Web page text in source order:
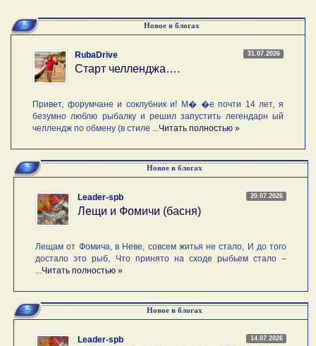
Новое в блогах
31.07.2026
RubaDrive
Старт челленджа….
Привет, форумчане и соклубник и! М� �е почти 14 лет, я
безумно люблю рыбалку и решил запустить легендарн ый
челлендж по обмену (в стиле ... Читать полностью »
Новое в блогах
20.07.2026
Leader-spb
Лещи и Фомичи (басня)
Лещам от Фомича, в Неве, совсем житья не стало, И до того
достало это рыб, Что принято на сходе рыбьем стало –
Читать полностью »
Новое в блогах
14.07.2026
Leader-spb